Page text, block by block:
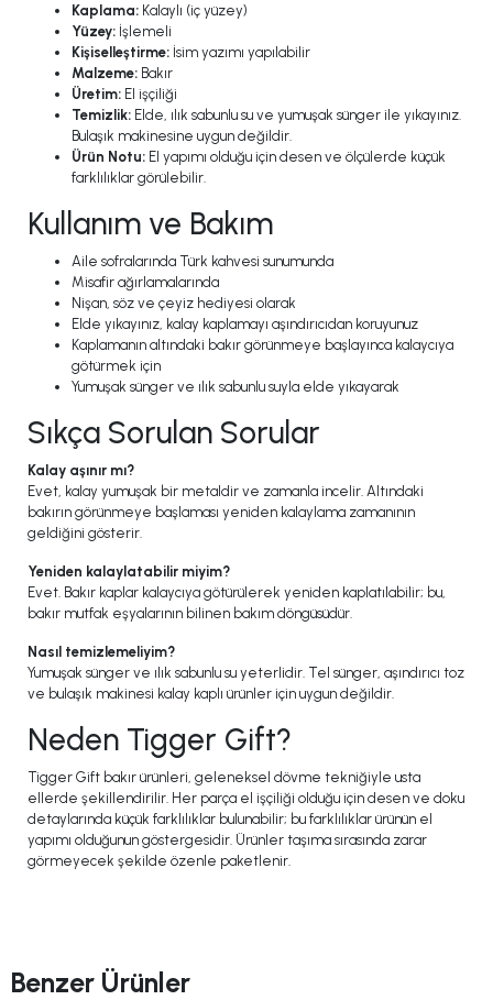
Kaplama: Kalaylı (iç yüzey)
Yüzey: İşlemeli
Kişiselleştirme: İsim yazımı yapılabilir
Malzeme: Bakır
Üretim: El işçiliği
Temizlik: Elde, ılık sabunlu su ve yumuşak sünger ile yıkayınız.
Bulaşık makinesine uygun değildir.
Ürün Notu: El yapımı olduğu için desen ve ölçülerde küçük
farklılıklar görülebilir.
Kullanım ve Bakım
Aile sofralarında Türk kahvesi sunumunda
Misafir ağırlamalarında
Nişan, söz ve çeyiz hediyesi olarak
Elde yıkayınız, kalay kaplamayı aşındırıcıdan koruyunuz
Kaplamanın altındaki bakır görünmeye başlayınca kalaycıya
götürmek için
Yumuşak sünger ve ılık sabunlu suyla elde yıkayarak
Sıkça Sorulan Sorular
Kalay aşınır mı?
Evet, kalay yumuşak bir metaldir ve zamanla incelir. Altındaki
bakırın görünmeye başlaması yeniden kalaylama zamanının
geldiğini gösterir.
Yeniden kalaylatabilir miyim?
Evet. Bakır kaplar kalaycıya götürülerek yeniden kaplatılabilir; bu,
bakır mutfak eşyalarının bilinen bakım döngüsüdür.
Nasıl temizlemeliyim?
Yumuşak sünger ve ılık sabunlu su yeterlidir. Tel sünger, aşındırıcı toz
ve bulaşık makinesi kalay kaplı ürünler için uygun değildir.
Neden Tigger Gift?
Tigger Gift bakır ürünleri, geleneksel dövme tekniğiyle usta
ellerde şekillendirilir. Her parça el işçiliği olduğu için desen ve doku
detaylarında küçük farklılıklar bulunabilir; bu farklılıklar ürünün el
yapımı olduğunun göstergesidir. Ürünler taşıma sırasında zarar
görmeyecek şekilde özenle paketlenir.
Benzer Ürünler